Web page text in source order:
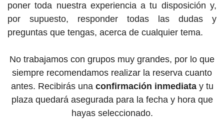
poner toda nuestra experiencia a tu disposición y,
por supuesto, responder todas las dudas y
preguntas que tengas, acerca de cualquier tema.
No trabajamos con grupos muy grandes, por lo que
siempre recomendamos realizar la reserva cuanto
antes. Recibirás una confirmación inmediatay tu
plaza quedará asegurada para la fecha y hora que
hayas seleccionado.